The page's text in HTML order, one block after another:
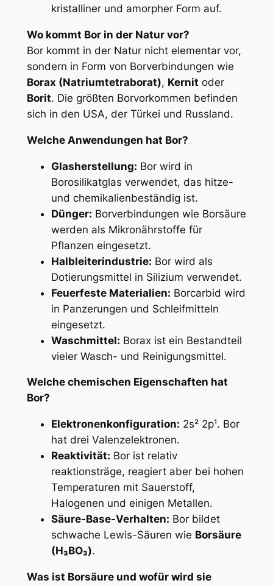
kristalliner und amorpher Form auf.
Wo kommt Bor in der Natur vor?
Bor kommt in der Natur nicht elementar vor,
sondern in Form von Borverbindungen wie
Borax (Natriumtetraborat), Kernit oder
Borit. Die größten Borvorkommen befinden
sich in den USA, der Türkei und Russland.
Welche Anwendungen hat Bor?
Glasherstellung: Bor wird in
Borosilikatglas verwendet, das hitze-
und chemikalienbeständig ist.
Dünger: Borverbindungen wie Borsäure
werden als Mikronährstoffe für
Pflanzen eingesetzt.
Halbleiterindustrie: Bor wird als
Dotierungsmittel in Silizium verwendet.
Feuerfeste Materialien: Borcarbid wird
in Panzerungen und Schleifmitteln
eingesetzt.
Waschmittel: Borax ist ein Bestandteil
vieler Wasch- und Reinigungsmittel.
Welche chemischen Eigenschaften hat
Bor?
Elektronenkonfiguration: 2s² 2p¹. Bor
hat drei Valenzelektronen.
Reaktivität: Bor ist relativ
reaktionsträge, reagiert aber bei hohen
Temperaturen mit Sauerstoff,
Halogenen und einigen Metallen.
Säure-Base-Verhalten: Bor bildet
schwache Lewis-Säuren wie Borsäure
(H₃BO₃).
Was ist Borsäure und wofür wird sie